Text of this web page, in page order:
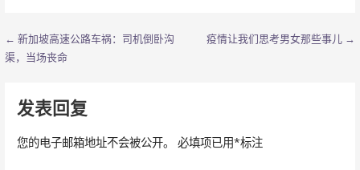
文
导
航
← 新加坡高速公路车祸：司机倒卧沟
渠，当场丧命
疫情让我们思考男女那些事儿 →
发表回复
您的电子邮箱地址不会被公开。 必填项已用*标注